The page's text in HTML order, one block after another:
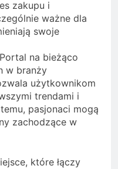
zakupu i
ważne dla
swoje
Portal na bieżąco
w branży
użytkownikom
trendami i
pasjonaci mogą
zachodzące w
które łączy